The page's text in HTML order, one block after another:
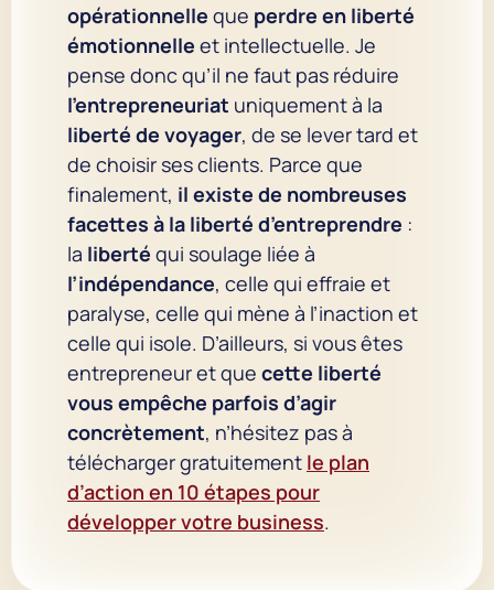
opérationnelle que perdre en liberté
émotionnelle et intellectuelle. Je
pense donc qu’il ne faut pas réduire
l’entrepreneuriat uniquement à la
liberté de voyager, de se lever tard et
de choisir ses clients. Parce que
finalement, il existe de nombreuses
facettes à la liberté d’entreprendre :
la liberté qui soulage liée à
l’indépendance, celle qui effraie et
paralyse, celle qui mène à l’inaction et
celle qui isole. D’ailleurs, si vous êtes
entrepreneur et que cette liberté
vous empêche parfois d’agir
concrètement, n’hésitez pas à
télécharger gratuitement le plan
d’action en 10 étapes pour
développer votre business.